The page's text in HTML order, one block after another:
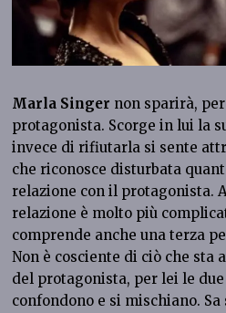
Marla Singer non sparirà,
protagonista. Scorge in lui la
invece di rifiutarla si sente
che riconosce disturbata
relazione con il protagonista.
relazione è molto più
comprende anche una terza
Non è cosciente di ciò che sta
del protagonista, per lei le
confondono e si mischiano.